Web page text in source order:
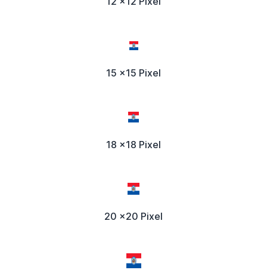
15 x15 Pixel
18 x18 Pixel
20 x20 Pixel